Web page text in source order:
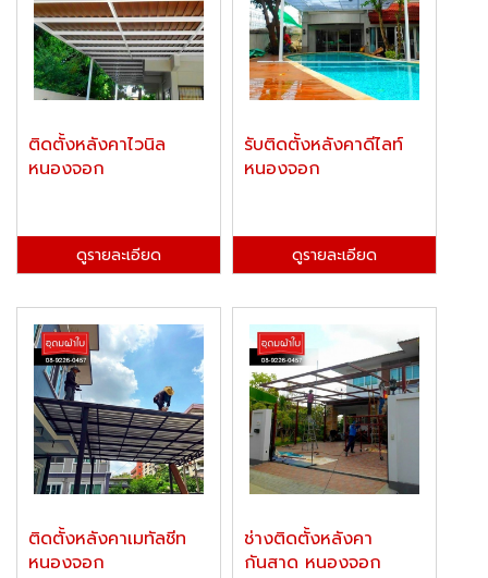
ติดตั้งหลังคาไวนิล
หนองจอก
ดูรายละเอียด
รับติดตั้งหลังคาดีไลท์
หนองจอก
ดูรายละเอียด
ติดตั้งหลังคาเมทัลชีท
หนองจอก
ช่างติดตั้งหลังคา
กันสาด หนองจอก